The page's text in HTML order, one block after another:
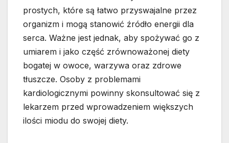
prostych, które są łatwo przyswajalne przez
organizm i mogą stanowić źródło energii dla
serca. Ważne jest jednak, aby spożywać go z
umiarem i jako część zrównoważonej diety
bogatej w owoce, warzywa oraz zdrowe
tłuszcze. Osoby z problemami
kardiologicznymi powinny skonsultować się z
lekarzem przed wprowadzeniem większych
ilości miodu do swojej diety.